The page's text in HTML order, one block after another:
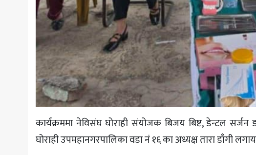
कार्यक्रममा नेविसंघ घोराही संयोजक बिजय बिष्ट, डेन्टल
घोराही उपमहानगरपालिका वडा नं १६ का अध्यक्ष तारा डाँगी